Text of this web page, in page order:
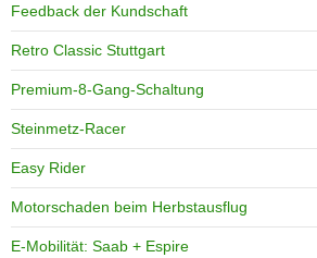
Feedback der Kundschaft
Retro Classic Stuttgart
Premium-8-Gang-Schaltung
Steinmetz-Racer
Easy Rider
Motorschaden beim Herbstausflug
E-Mobilität: Saab + Espire